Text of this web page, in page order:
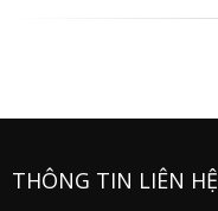
THÔNG TIN LIÊN HỆ